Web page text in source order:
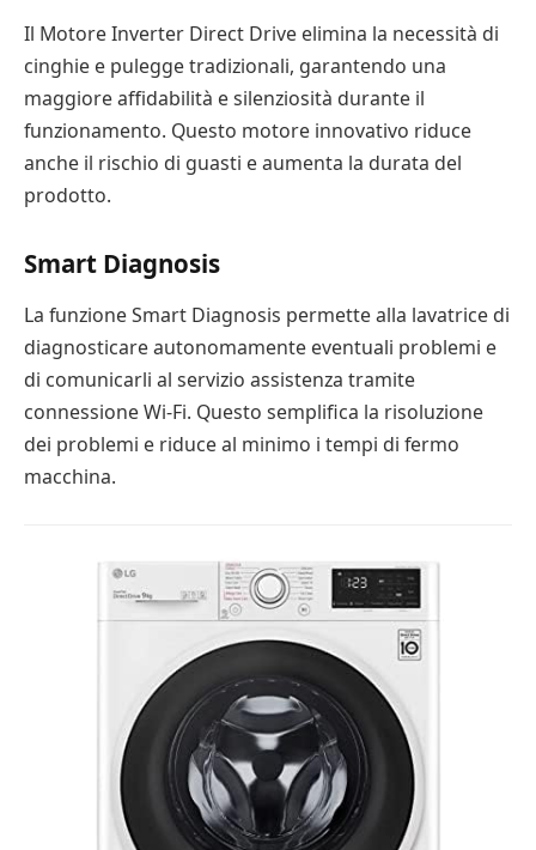
Il Motore Inverter Direct Drive elimina la necessità di
cinghie e pulegge tradizionali, garantendo una
maggiore affidabilità e silenziosità durante il
funzionamento. Questo motore innovativo riduce
anche il rischio di guasti e aumenta la durata del
prodotto.
Smart Diagnosis
La funzione Smart Diagnosis permette alla lavatrice di
diagnosticare autonomamente eventuali problemi e
di comunicarli al servizio assistenza tramite
connessione Wi-Fi. Questo semplifica la risoluzione
dei problemi e riduce al minimo i tempi di fermo
macchina.